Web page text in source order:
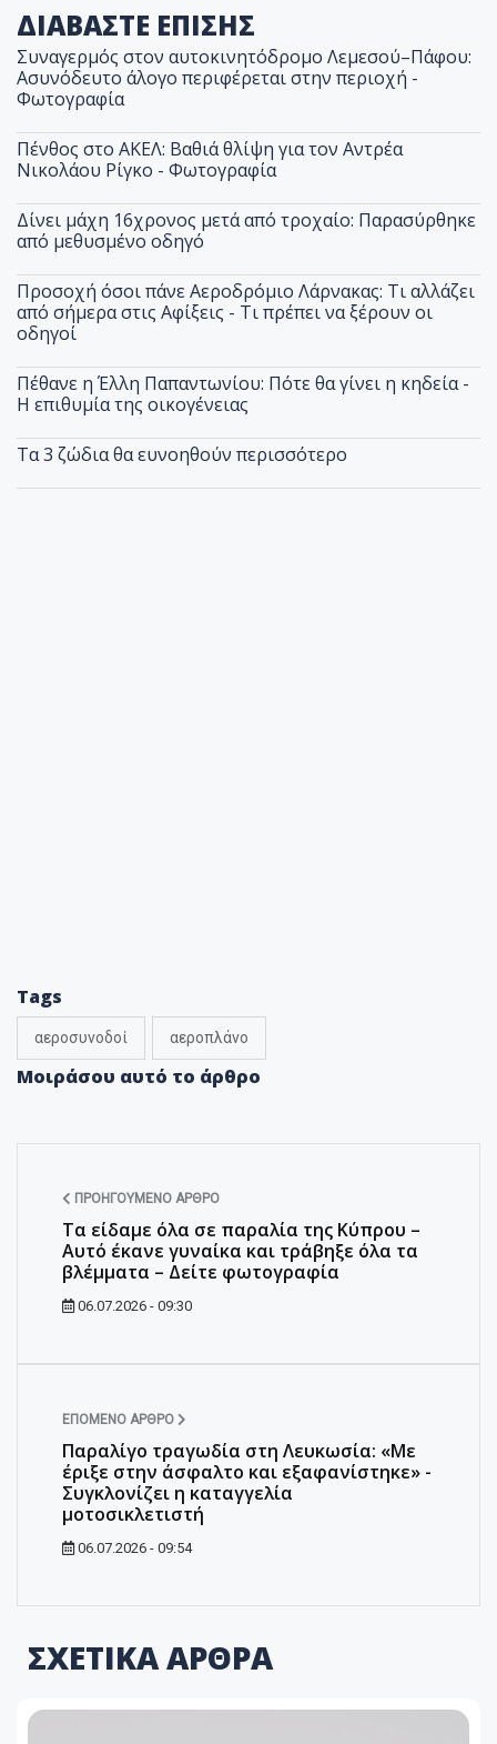
ΔΙΑΒΑΣΤΕ ΕΠΙΣΗΣ
Συναγερμός στον αυτοκινητόδρομο Λεμεσού–Πάφου:
Ασυνόδευτο άλογο περιφέρεται στην περιοχή -
Φωτογραφία
Πένθος στο ΑΚΕΛ: Βαθιά θλίψη για τον Αντρέα
Νικολάου Ρίγκο - Φωτογραφία
Δίνει μάχη 16χρονος μετά από τροχαίο: Παρασύρθηκε
από μεθυσμένο οδηγό
Προσοχή όσοι πάνε Αεροδρόμιο Λάρνακας: Τι αλλάζει
από σήμερα στις Αφίξεις - Τι πρέπει να ξέρουν οι
οδηγοί
Πέθανε η Έλλη Παπαντωνίου: Πότε θα γίνει η κηδεία -
Η επιθυμία της οικογένειας
Τα 3 ζώδια θα ευνοηθούν περισσότερο
Tags
αεροσυνοδοί αεροπλάνο
Μοιράσου αυτό το άρθρο
ΠΡΟΗΓΟΎΜΕΝΟ ΆΡΘΡΟ
Τα είδαμε όλα σε παραλία της Κύπρου –
Αυτό έκανε γυναίκα και τράβηξε όλα τα
βλέμματα – Δείτε φωτογραφία
06.07.2026 - 09:30
ΕΠΌΜΕΝΟ ΆΡΘΡΟ
Παραλίγο τραγωδία στη Λευκωσία: «Με
έριξε στην άσφαλτο και εξαφανίστηκε» -
Συγκλονίζει η καταγγελία
μοτοσικλετιστή
06.07.2026 - 09:54
ΣΧΕΤΙΚΑ ΑΡΘΡΑ